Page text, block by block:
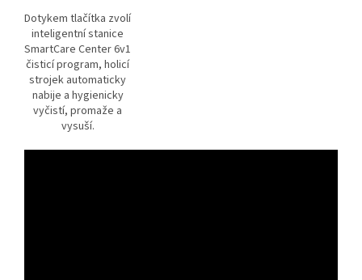
Dotykem tlačítka zvolí
inteligentní stanice
SmartCare Center 6v1
čisticí program, holicí
strojek automaticky
nabije a hygienicky
vyčistí, promaže a
vysuší.